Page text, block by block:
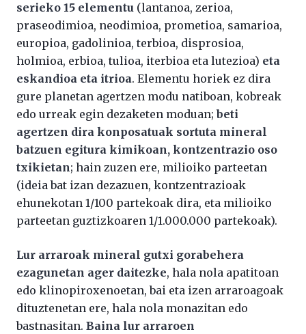
serieko 15 elementu (lantanoa, zerioa,
praseodimioa, neodimioa, prometioa, samarioa,
europioa, gadolinioa, terbioa, disprosioa,
holmioa, erbioa, tulioa, iterbioa eta lutezioa) eta
eskandioa eta itrioa. Elementu horiek ez dira
gure planetan agertzen modu natiboan, kobreak
edo urreak egin dezaketen moduan;beti
agertzen dira konposatuak sortuta mineral
batzuen egitura kimikoan, kontzentrazio oso
txikietan; hain zuzen ere, milioiko parteetan
(ideia bat izan dezazuen, kontzentrazioak
ehunekotan 1/100 partekoak dira, eta milioiko
parteetan guztizkoaren 1/1.000.000 partekoak).
Lur arraroak mineral gutxi gorabehera
ezagunetan ager daitezke, hala nola apatitoan
edo klinopiroxenoetan, bai eta izen arraroagoak
dituztenetan ere, hala nola monazitan edo
bastnasitan. Baina lur arraroen